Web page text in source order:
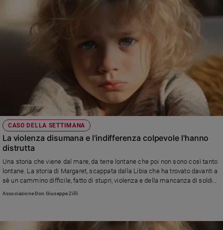
CASO DELLA SETTIMANA
La violenza disumana e l'indifferenza colpevole l'hanno
distrutta
Una storia che viene dal mare, da terre lontane che poi non sono così tanto
lontane. La storia di Margaret, scappata dalla Libia che ha trovato davanti a
sè un cammino difficile, fatto di stupri, violenza e della mancanza di soldi
per curare la salute del figlio di 2 anni. Diamo un aiuto a Margaret per
Associazione Don Giuseppe Zilli